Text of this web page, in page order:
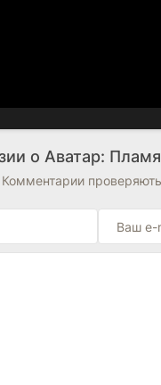
о Аватар: